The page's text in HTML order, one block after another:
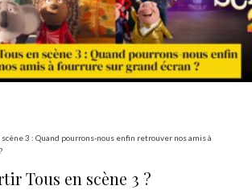
3 : Quand pourrons-nous enfin retrouver nos amis à
Tous en scène 3 ?